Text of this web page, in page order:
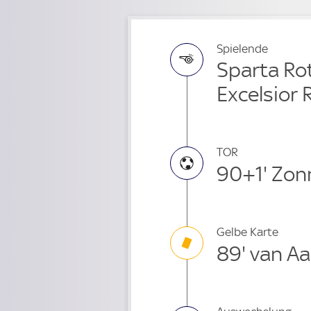
Spielende
Sparta
Excelsior
TOR
90+1'
Gelbe Karte
89' van